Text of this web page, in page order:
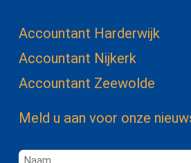
Accountant Harderwijk
Accountant Nijkerk
Accountant Zeewolde
Meld u aan voor onze